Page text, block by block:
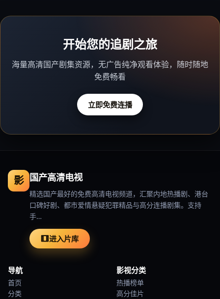
开始您的追剧之旅
海量高清国产剧集资源，无广告纯净观看体验，随时随地
免费畅看
立即免费连播
影 国产高清电视
精选国产最好的免费高清电视频道，汇聚内地热播剧、港台
口碑好剧、都市爱情悬疑犯罪精品与高分连播剧集。支持
手…
进入片库
导航
首页
分类
影视分类
热播榜单
高分佳片